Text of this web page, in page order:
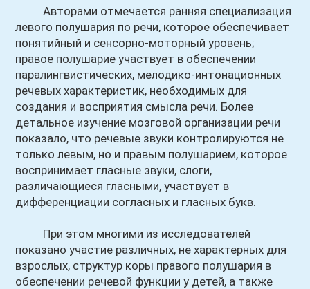
Авторами отмечается ранняя специализация
левого полушария по речи, которое обеспечивает
понятийный и сенсорно-моторный уровень;
правое полушарие участвует в обеспечении
паралингвистических, мелодико-интонационных
речевых характеристик, необходимых для
создания и восприятия смысла речи. Более
детальное изучение мозговой организации речи
показало, что речевые звуки контролируются не
только левым, но и правым полушарием, которое
воспринимает гласные звуки, слоги,
различающиеся гласными, участвует в
дифференциации согласных и гласных букв.
При этом многими из исследователей
показано участие различных, не характерных для
взрослых, структур коры правого полушария в
обеспечении речевой функции у детей, а также